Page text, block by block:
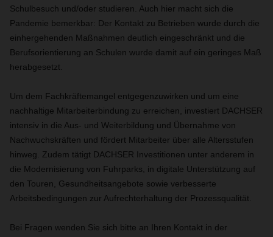
Schulbesuch und/oder studieren. Auch hier macht sich die
Pandemie bemerkbar: Der Kontakt zu Betrieben wurde durch die
einhergehenden Maßnahmen deutlich eingeschränkt und die
Berufsorientierung an Schulen wurde damit auf ein geringes Maß
herabgesetzt.
Um dem Fachkräftemangel entgegenzuwirken und um eine
nachhaltige Mitarbeiterbindung zu erreichen, investiert DACHSER
intensiv in die Aus- und Weiterbildung und Übernahme von
Nachwuchskräften und fördert Mitarbeiter über alle Altersstufen
hinweg. Zudem tätigt DACHSER Investitionen unter anderem in
die Modernisierung von Fuhrparks, in digitale Unterstützung auf
den Touren, Gesundheitsangebote sowie verbesserte
Arbeitsbedingungen zur Aufrechterhaltung der Prozessqualität.
Bei Fragen wenden Sie sich bitte an Ihren Kontakt in der